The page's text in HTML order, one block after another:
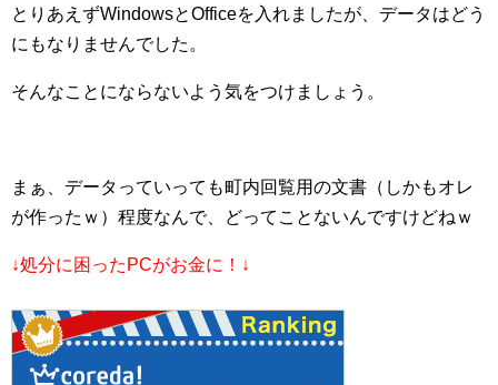
とりあえずWindowsとOfficeを入れましたが、データはどう
にもなりませんでした。
そんなことにならないよう気をつけましょう。
まぁ、データっていっても町内回覧用の文書（しかもオレ
が作ったｗ）程度なんで、どってことないんですけどねｗ
↓処分に困ったPCがお金に！↓